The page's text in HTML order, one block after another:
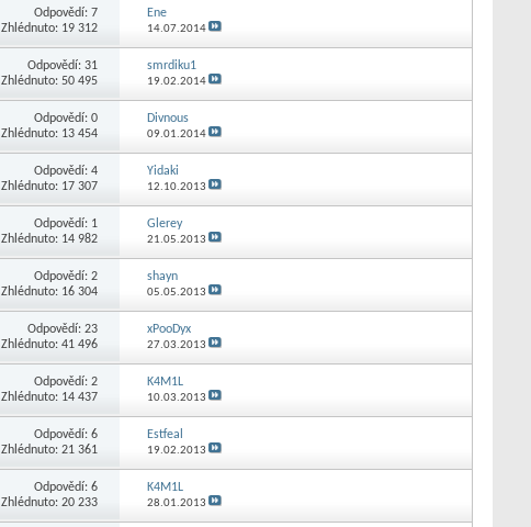
Odpovědí:7
Zhlédnuto: 19 312
Ene
14.07.2014
Odpovědí:31
Zhlédnuto: 50 495
smrdiku1
19.02.2014
Odpovědí:0
Zhlédnuto: 13 454
Divnous
09.01.2014
Odpovědí:4
Zhlédnuto: 17 307
Yidaki
12.10.2013
Odpovědí: 1
Zhlédnuto: 14 982
Glerey
21.05.2013
Odpovědí:2
Zhlédnuto: 16 304
shayn
05.05.2013
Odpovědí:23
Zhlédnuto: 41 496
xPooDyx
27.03.2013
Odpovědí:2
Zhlédnuto: 14 437
K4M1L
10.03.2013
Odpovědí:6
Zhlédnuto: 21 361
Estfeal
19.02.2013
Odpovědí:6
Zhlédnuto: 20 233
K4M1L
28.01.2013